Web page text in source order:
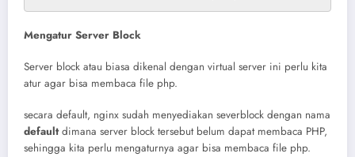
Mengatur Server Block
Server block atau biasa dikenal dengan virtual server ini perlu kita
atur agar bisa membaca file php.
secara default, nginx sudah menyediakan severblock dengan nama
defaultdimana server block tersebut belum dapat membaca PHP,
sehingga kita perlu mengaturnya agar bisa membaca file php.